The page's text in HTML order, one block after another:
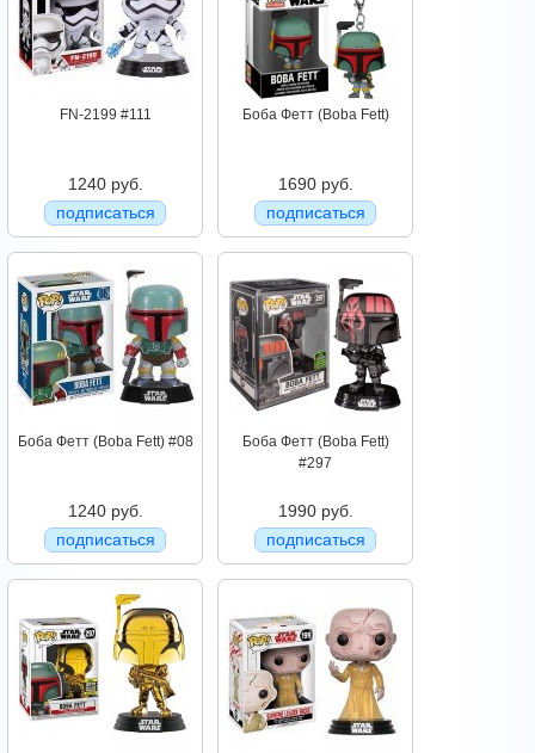
FN-2199 #111
1240 руб.
подписаться
Боба Фетт (Boba Fett)
1690 руб.
подписаться
Боба Фетт (Boba Fett) #08
1240 руб.
подписаться
Боба Фетт (Boba Fett)
#297
1990 руб.
подписаться